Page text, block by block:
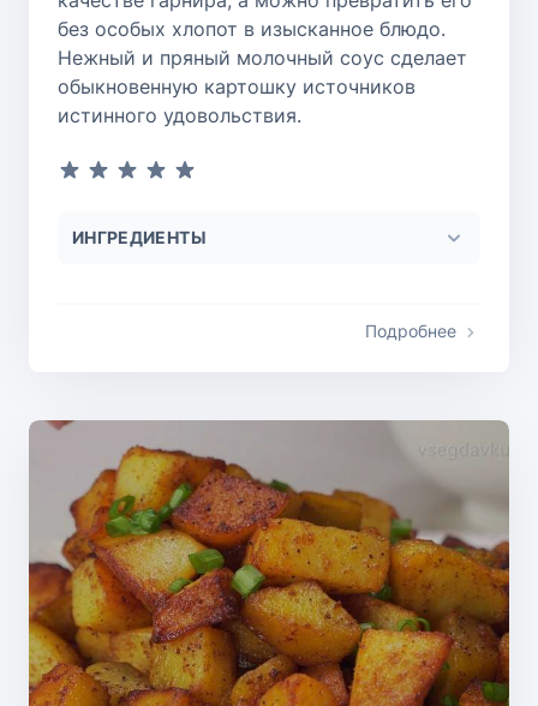
без особых хлопот в изысканное блюдо.
Нежный и пряный молочный соус сделает
обыкновенную картошку источников
истинного удовольствия.
ИНГРЕДИЕНТЫ
Подробнее